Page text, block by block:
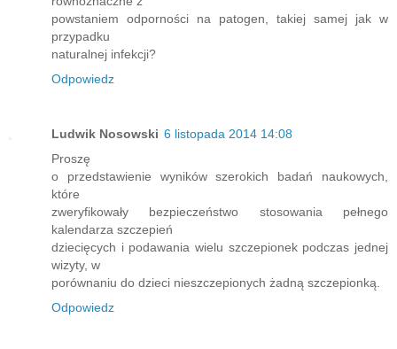
powstaniem odporności na patogen, takiej samej jak w
przypadku
naturalnej infekcji?
Odpowiedz
Ludwik Nosowski 6 listopada 2014 14:08
Proszę
o przedstawienie wyników szerokich badań naukowych,
które
zweryfikowały bezpieczeństwo stosowania pełnego
kalendarza szczepień
dziecięcych i podawania wielu szczepionek podczas jednej
wizyty, w
porównaniu do dzieci nieszczepionych żadną szczepionką.
Odpowiedz